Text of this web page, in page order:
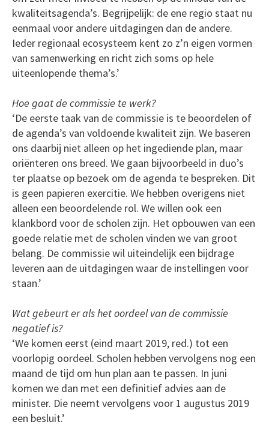
kwaliteitsagenda’s. Begrijpelijk: de ene regio staat nu
eenmaal voor andere uitdagingen dan de andere.
Ieder regionaal ecosysteem kent zo z’n eigen vormen
van samenwerking en richt zich soms op hele
uiteenlopende thema’s.’
Hoe gaat de commissie te werk?
‘De eerste taak van de commissie is te beoordelen of
de agenda’s van voldoende kwaliteit zijn. We baseren
ons daarbij niet alleen op het ingediende plan, maar
oriënteren ons breed. We gaan bijvoorbeeld in duo’s
ter plaatse op bezoek om de agenda te bespreken. Dit
is geen papieren exercitie. We hebben overigens niet
alleen een beoordelende rol. We willen ook een
klankbord voor de scholen zijn. Het opbouwen van een
goede relatie met de scholen vinden we van groot
belang. De commissie wil uiteindelijk een bijdrage
leveren aan de uitdagingen waar de instellingen voor
staan.’
Wat gebeurt er als het oordeel van de commissie
negatief is?
‘We komen eerst (eind maart 2019, red.) tot een
voorlopig oordeel. Scholen hebben vervolgens nog een
maand de tijd om hun plan aan te passen. In juni
komen we dan met een definitief advies aan de
minister. Die neemt vervolgens voor 1 augustus 2019
een besluit.’